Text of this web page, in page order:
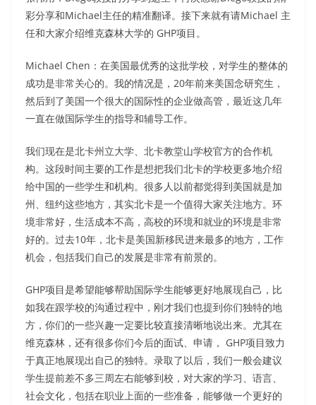
彩分享和Michael主任的精准翻译。接下来就有请Michael 主
任和大家介绍维克森林大学的 GHP项目。
Michael Chen：在美国最优秀的这批学校，对学生的整体的
成功是非常关心的。我的情况是，20年前来美国念研究生，
然后到了美国一个很大的国际性的企业做高管，最近这几年
一直在做国际学生的指导和辅导工作。
我们现在是北卡州立大学、北卡教堂山学校官方的合作机
构。这段时间主要的工作是想把我们北卡的学校更多地介绍
给中国的一些学生和机构。很多人以前都觉得到美国就是加
州、纽约这些地方，其实北卡是一个值得大家关注地方。环
境非常好，生活成本不高，高校的环境和就业的环境是非常
好的。过去10年，北卡是美国新移民进来最多的地方，工作
机会，包括我们自己的发展是非常有前景的。
GHP项目是希望能够帮助国际学生能够更好地展现自己，比
如我在跟学校的沟通过程中，刚才我们也提到你们独特的地
方，你们的一些兴趣一定要比较直接清晰地说出来。尤其在
维克森林，还有很多你们今后的面试、申请， GHP项目致力
于真正地展现出自己的独特。录取了以后，我们一般会建议
学生提前差不多三周左右能够到校，对大家的学习、语言、
社会文化，包括在职业上面的一些准备，能够做一个更好的